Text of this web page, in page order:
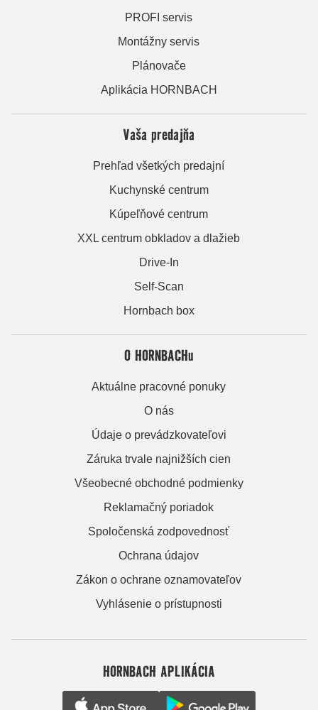
PROFI servis
Montážny servis
Plánovače
Aplikácia HORNBACH
Vaša predajňa
Prehľad všetkých predajní
Kuchynské centrum
Kúpeľňové centrum
XXL centrum obkladov a dlažieb
Drive-In
Self-Scan
Hornbach box
O HORNBACHu
Aktuálne pracovné ponuky
O nás
Údaje o prevádzkovateľovi
Záruka trvale najnižších cien
Všeobecné obchodné podmienky
Reklamačný poriadok
Spoločenská zodpovednosť
Ochrana údajov
Zákon o ochrane oznamovateľov
Vyhlásenie o prístupnosti
HORNBACH APLIKÁCIA